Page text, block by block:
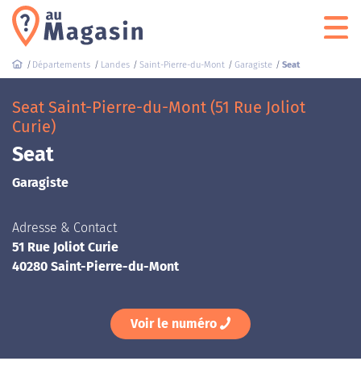
Départements Landes Saint-Pierre-du-Mont Garagiste Seat
Seat Saint-Pierre-du-Mont (51 Rue Joliot
Curie)
Seat
Garagiste
Adresse & Contact
51 Rue Joliot Curie
40280 Saint-Pierre-du-Mont
Voir le numéro